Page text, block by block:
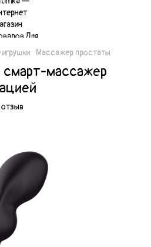
Массажер простаты
смарт-массажер